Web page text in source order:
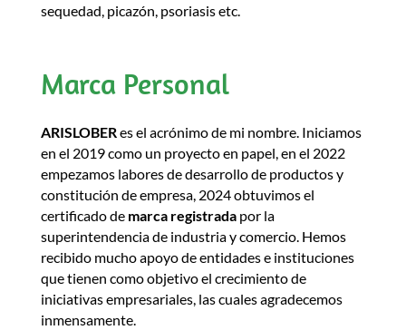
sequedad, picazón, psoriasis etc.
Marca Personal
ARISLOBERes el acrónimo de mi nombre. Iniciamos
en el 2019 como un proyecto en papel, en el 2022
empezamos labores de desarrollo de productos y
constitución de empresa, 2024 obtuvimos el
certificado de marca registradapor la
superintendencia de industria y comercio. Hemos
recibido mucho apoyo de entidades e instituciones
que tienen como objetivo el crecimiento de
iniciativas empresariales, las cuales agradecemos
inmensamente.